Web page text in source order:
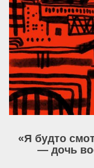
«Я будто
— дочь